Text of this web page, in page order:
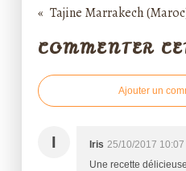
Tajine Marrakech
COMMENTER
Ajouter un
I Iris 25/10/2017 10:07
Une recette